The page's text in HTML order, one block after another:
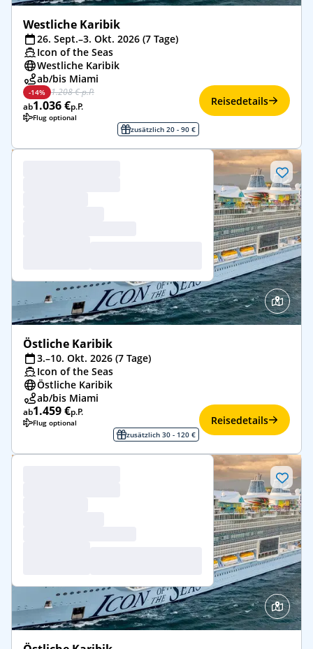
Westliche Karibik
26. Sept.–3. Okt. 2026 (7 Tage)
Icon of the Seas
Westliche Karibik
ab/bis Miami
-14% 1.208 € p.P.
ab1.036 €p.P.
Flug optional
zusätzlich 20 - 90 €
Reisedetails
Östliche Karibik
3.–10. Okt. 2026 (7 Tage)
Icon of the Seas
Östliche Karibik
ab/bis Miami
ab1.459 €p.P.
Flug optional
zusätzlich 30 - 120 €
Reisedetails